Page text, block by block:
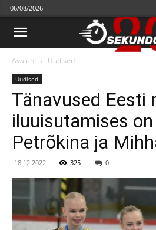
06/08/2026
Avaleht Uudised
Uudised
Tänavused Eesti
iluuisutamises
Petrõkina ja
18.12.2022 325 0